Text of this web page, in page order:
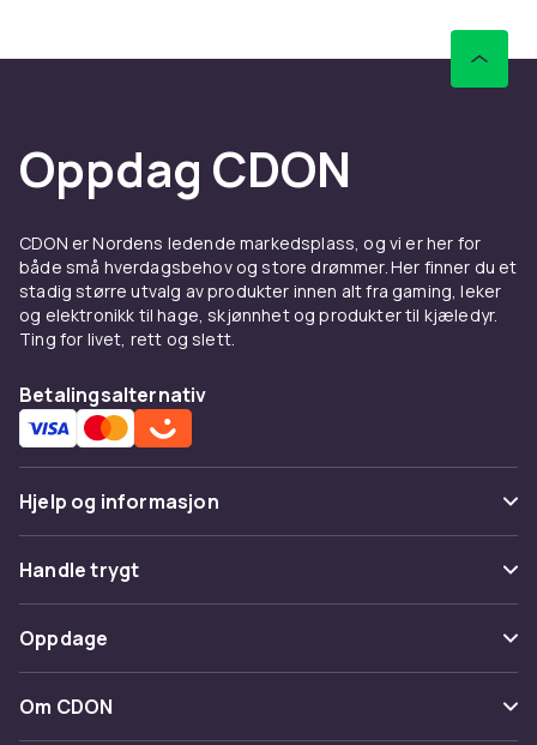
Kjøp Skip Beat-manga online
hos CDON
Oppdag CDON
CDON er Nordens ledende markedsplass, og vi er her for
både små hverdagsbehov og store drømmer. Her finner du et
stadig større utvalg av produkter innen alt fra gaming, leker
og elektronikk til hage, skjønnhet og produkter til kjæledyr.
Ting for livet, rett og slett.
Betalingsalternativ
Hjelp og informasjon
Vanlige spørsmål
Spor pakke
Angre & returner her
Kontakt oss
Handle trygt
Betaling
Levering
Oppdage
Kategorier
Om CDON